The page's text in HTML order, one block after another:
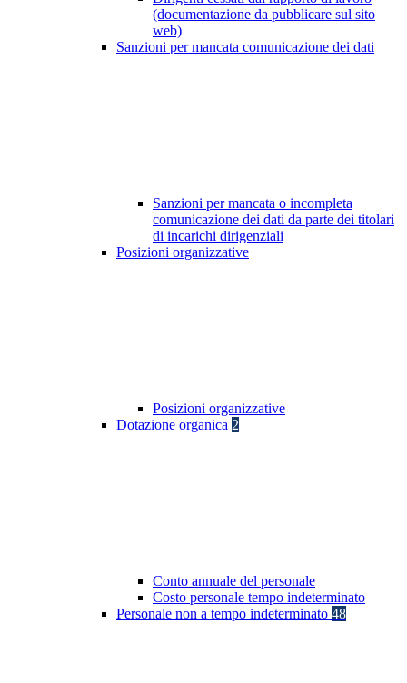
(documentazione da pubblicare sul sito
web)
Sanzioni per mancata comunicazione dei dati
Sanzioni per mancata o incompleta
comunicazione dei dati da parte dei titolari
di incarichi dirigenziali
Posizioni organizzative
Posizioni organizzative
Dotazione organica 2
Conto annuale del personale
Costo personale tempo indeterminato
Personale non a tempo indeterminato 48